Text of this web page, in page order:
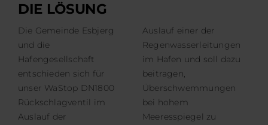
DIE LÖSUNG
Die Gemeinde Esbjerg
und die
Hafengesellschaft
entschieden sich für
unser WaStop DN1800
Rückschlagventil im
Auslauf der
Auslauf einer der
Regenwasserleitungen
im Hafen und soll dazu
beitragen,
Überschwemmungen
bei hohem
Meeresspiegel zu